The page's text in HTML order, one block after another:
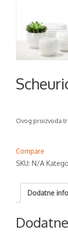
Ovog proizvoda
Compare
SKU: N/A
Dodatne